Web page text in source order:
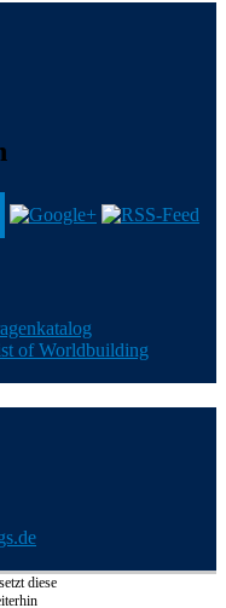
Weltenbasteln.
diese